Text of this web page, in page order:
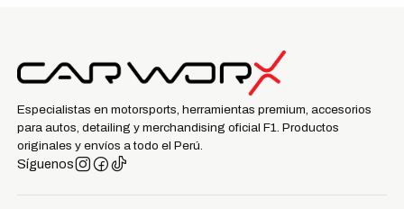
Especialistas en motorsports, herramientas premium, accesorios
para autos, detailing y merchandising oficial F1. Productos
originales y envíos a todo el Perú.
Síguenos